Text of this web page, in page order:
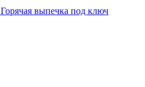
Горячая выпечка под ключ